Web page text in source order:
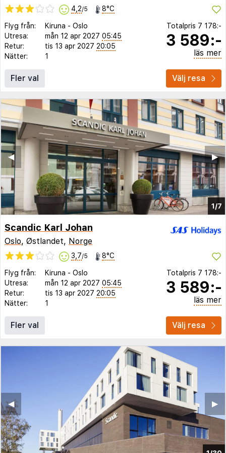
4,2/5 8°C
Flyg från: Kiruna - Oslo
Utresa:
mån 12 apr 2027 05:45
Retur:
tis 13 apr 2027 20:05
Nätter:
1
Totalpris 7 178:-
3 589:-
läs mer
Fler val Välj resa
1/7
▶︎
◀︎
Scandic Karl Johan
Oslo, Østlandet, Norge
3,7/5 8°C
Flyg från: Kiruna - Oslo
Utresa:
mån 12 apr 2027 05:45
Retur:
tis 13 apr 2027 20:05
Nätter:
1
Totalpris 7 178:-
3 589:-
läs mer
Fler val Välj resa
▶︎
◀︎